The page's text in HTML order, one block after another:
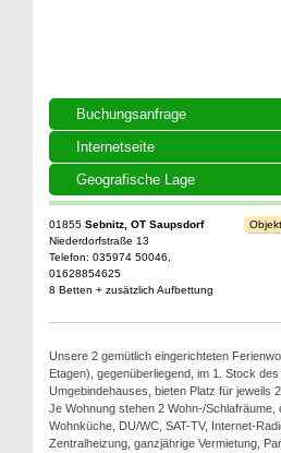
Buchungsanfrage
Internetseite
Geografische Lage
01855 Sebnitz, OT Saupsdorf
Niederdorfstraße 13
Telefon: 035974 50046,
01628854625
8 Betten + zusätzlich Aufbettung
Unsere 2 gemütlich eingerichteten
Etagen), gegenüberliegend, im 1. Stock
Umgebindehauses, bieten Platz für jeweils
Je Wohnung stehen 2 Wohn-/Schlafräume,
Wohnküche, DU/WC, SAT-TV, Internet-
Zentralheizung, ganzjährige Vermietung,